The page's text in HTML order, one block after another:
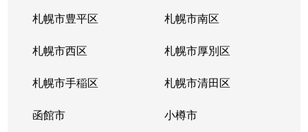
札幌市豊平区 札幌市南区
札幌市西区 札幌市厚別区
札幌市手稲区 札幌市清田区
函館市 小樽市